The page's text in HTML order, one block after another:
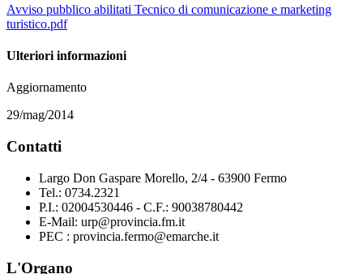
Avviso pubblico abilitati Tecnico di comunicazione e marketing
turistico.pdf
Ulteriori informazioni
Aggiornamento
29/mag/2014
Contatti
Largo Don Gaspare Morello, 2/4 - 63900 Fermo
Tel.: 0734.2321
P.I.: 02004530446 - C.F.: 90038780442
E-Mail: urp@provincia.fm.it
PEC : provincia.fermo@emarche.it
L'Organo